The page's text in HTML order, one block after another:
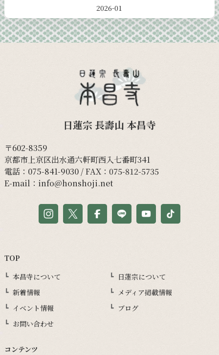
2026-01
日蓮宗 長壽山 本昌寺
〒602-8359
京都市上京区出水通六軒町西入七番町341
電話： 075-841-9030/ FAX：075-812-5735
E-mail： info@honshoji.net
TOP
本昌寺について
日蓮宗について
新着情報
メディア掲載情報
イベント情報
ブログ
お問い合わせ
コンテンツ